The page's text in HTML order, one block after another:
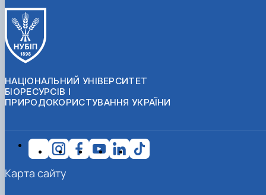
НАЦІОНАЛЬНИЙ УНІВЕРСИТЕТ
БІОРЕСУРСІВ І
ПРИРОДОКОРИСТУВАННЯ УКРАЇНИ
Карта сайту